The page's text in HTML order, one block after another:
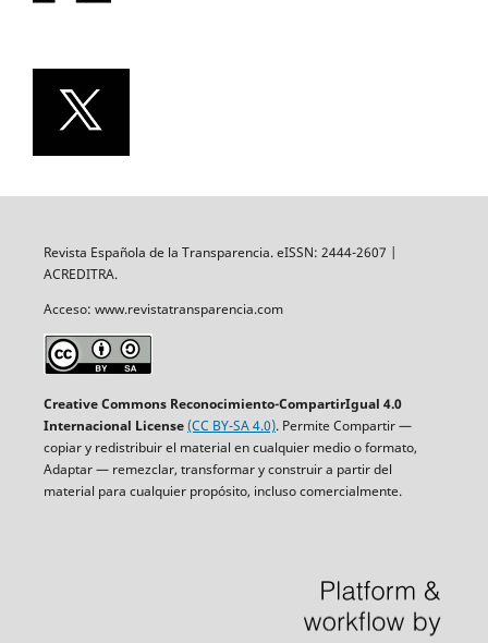
Revista Española de la Transparencia. eISSN: 2444-2607 |
ACREDITRA.
Acceso: www.revistatransparencia.com
Creative Commons Reconocimiento-CompartirIgual 4.0
Internacional License(CC BY-SA 4.0). Permite Compartir —
copiar y redistribuir el material en cualquier medio o formato,
Adaptar — remezclar, transformar y construir a partir del
material para cualquier propósito, incluso comercialmente.